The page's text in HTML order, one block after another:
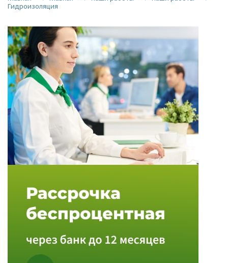
Гидроизоляция